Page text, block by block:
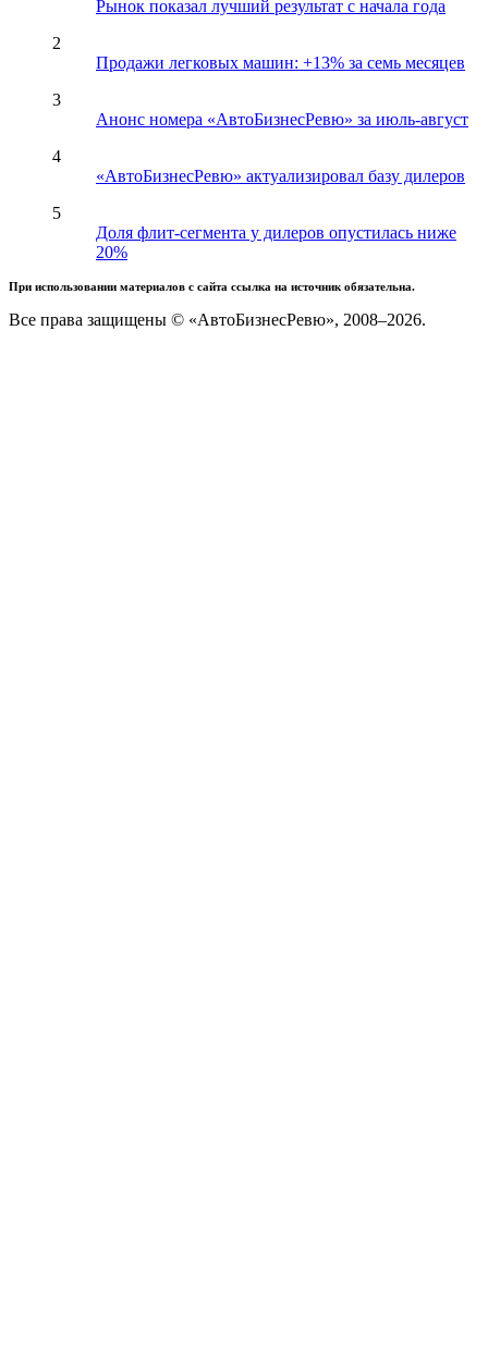
Рынок показал лучший результат с начала года
2
Продажи легковых машин: +13% за семь месяцев
3
Анонс номера «АвтоБизнесРевю» за июль-август
4
«АвтоБизнесРевю» актуализировал базу дилеров
5
Доля флит-сегмента у дилеров опустилась ниже
20%
При использовании материалов с сайта ссылка на источник обязательна.
Все права защищены © «АвтоБизнесРевю», 2008–2026.